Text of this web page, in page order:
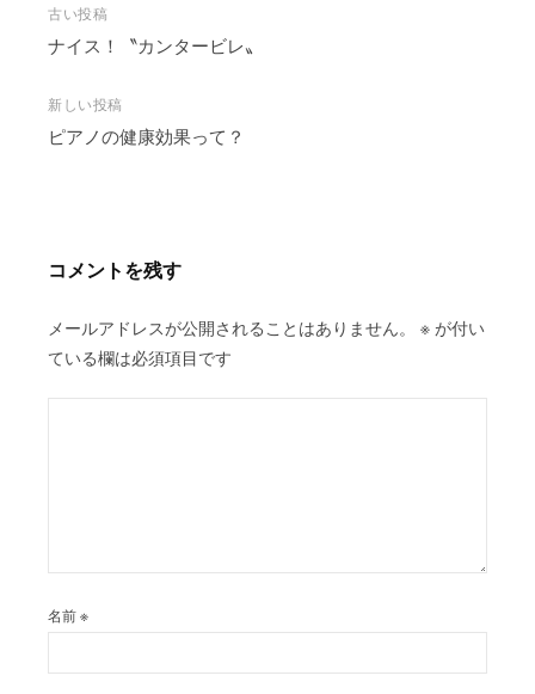
投
稿
ビ
ゲ
ン
古い投稿
ナイス！〝カンタービレ〟
新しい投稿
ピアノの健康効果って？
コメントを残す
メールアドレスが公開されることはありません。 ※ が付い
ている欄は必須項目です
名前※